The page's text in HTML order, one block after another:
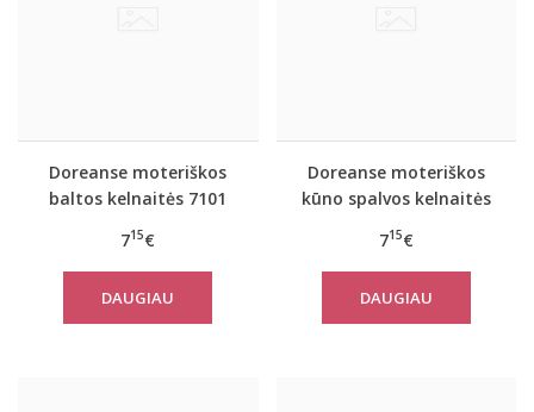
Doreanse moteriškos
baltos kelnaitės 7101
715€
DAUGIAU
Doreanse moteriškos
kūno spalvos kelnaitės
715€
DAUGIAU